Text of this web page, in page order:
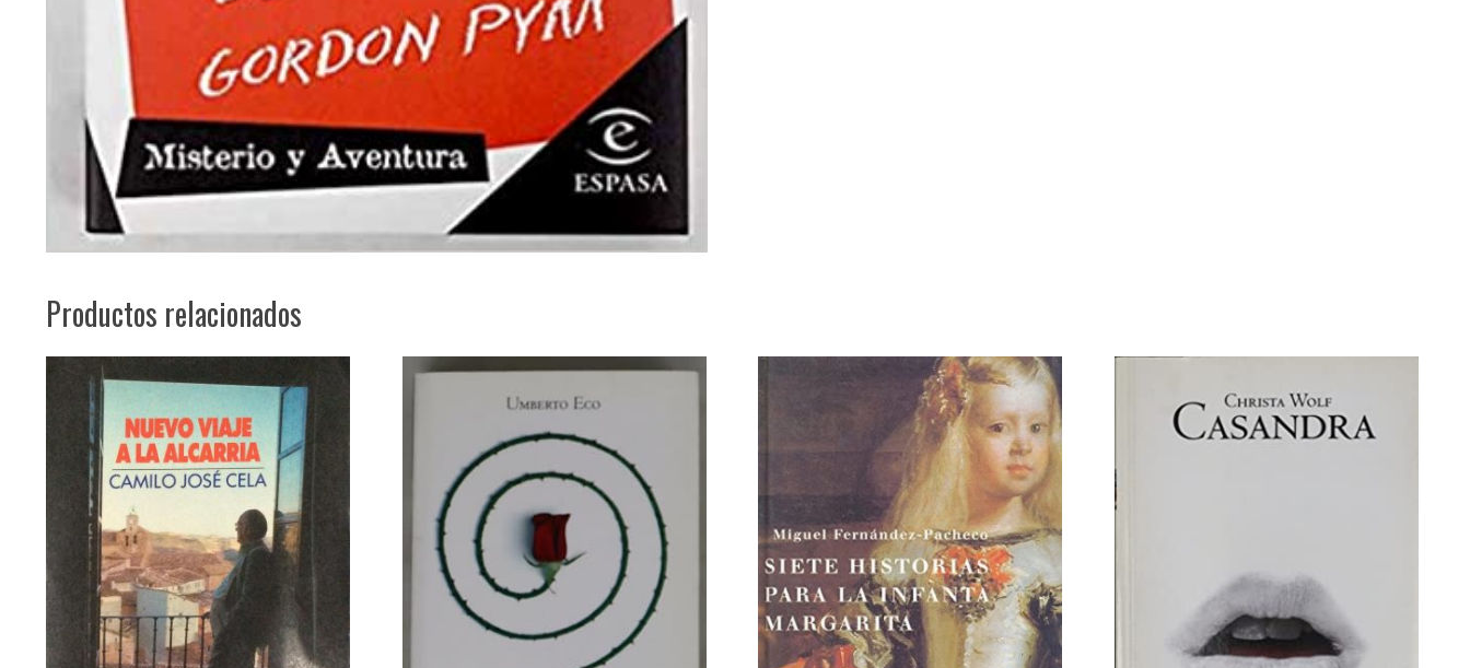
Productos relacionados